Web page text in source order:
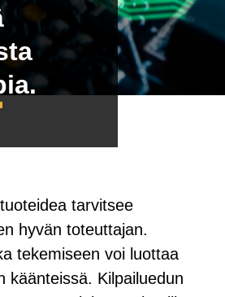
tarvitsee
hyvän toteuttajan.
tekemiseen voi luottaa
käänteissä. Kilpailuedun